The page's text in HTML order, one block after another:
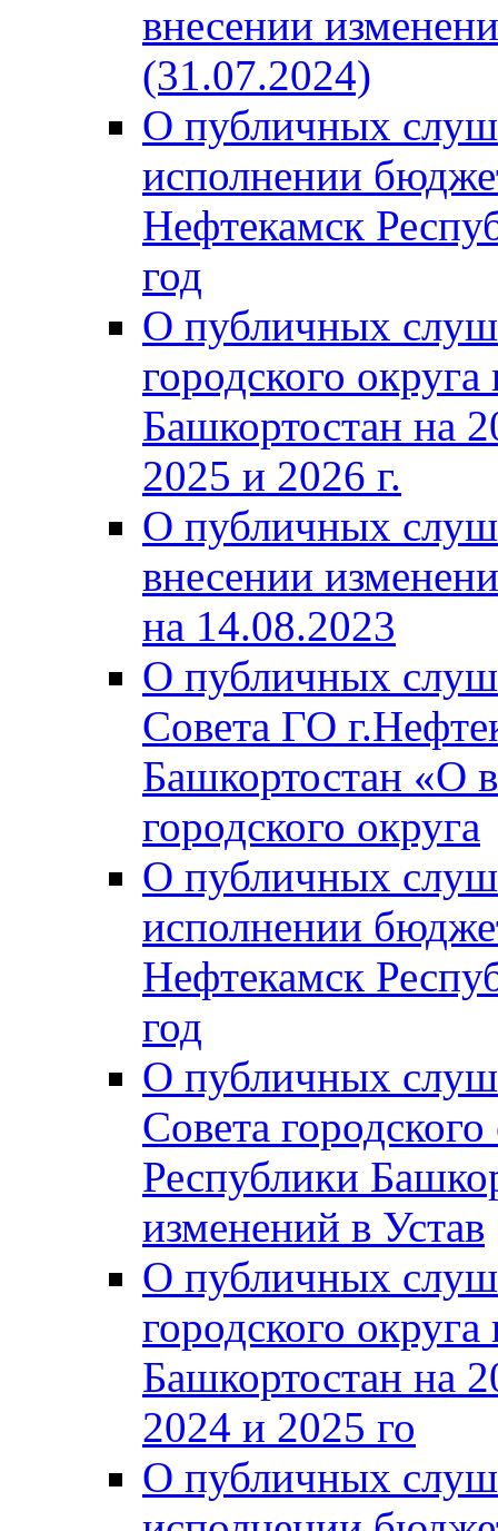
внесении
(31.07.2024)
О публичных
исполнении
Нефтекамск
год
О публичных
городского
Башкортостан на
2025 и 2026 г.
О публичных
внесении
на 14.08.2023
О публичных
Совета ГО
Башкортостан «О
городского округа
О публичных
исполнении
Нефтекамск
год
О публичных
Совета
Республики
изменений в Устав
О публичных
городского
Башкортостан на
2024 и 2025 го
О публичных